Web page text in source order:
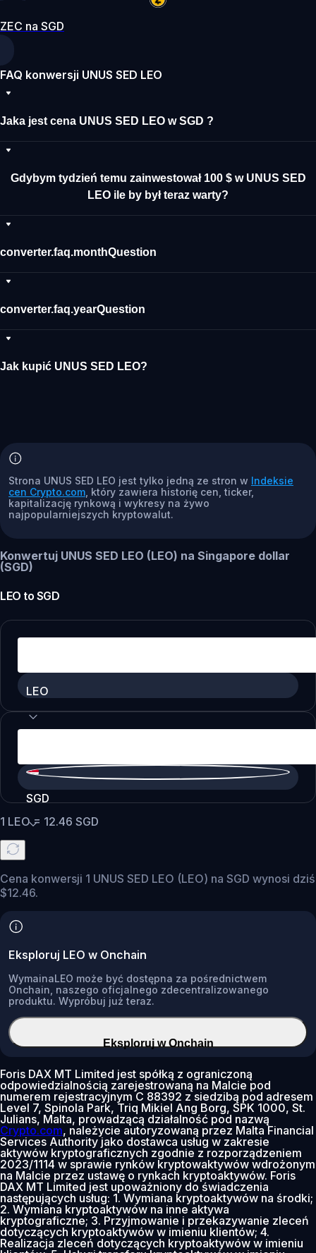
ZEC na SGD
FAQ konwersji UNUS SED LEO
Jaka jest cena UNUS SED LEO w SGD ?
Gdybym tydzień temu zainwestował 100 $ w UNUS SED
LEO ile by był teraz warty?
converter.faq.monthQuestion
converter.faq.yearQuestion
Jak kupić UNUS SED LEO?
Strona UNUS SED LEO jest tylko jedną ze stron w Indeksie
cen Crypto.com , który zawiera historię cen, ticker,
kapitalizację rynkową i wykresy na żywo
najpopularniejszych kryptowalut.
Konwertuj UNUS SED LEO (LEO) na Singapore dollar
(SGD)
LEO to SGD
LEO
SGD
1 LEO= 12.46 SGD
Cena konwersji 1 UNUS SED LEO (LEO) na SGD wynosi dziś
$12.46.
Eksploruj LEO w Onchain
WymainaLEO może być dostępna za pośrednictwem
Onchain, naszego oficjalnego zdecentralizowanego
produktu. Wypróbuj już teraz.
Eksploruj w Onchain
Foris DAX MT Limited jest spółką z ograniczoną
odpowiedzialnością zarejestrowaną na Malcie pod
numerem rejestracyjnym C 88392 z siedzibą pod adresem
Level 7, Spinola Park, Triq Mikiel Ang Borg, SPK 1000, St.
Julians, Malta, prowadzącą działalność pod nazwą
Crypto.com, należycie autoryzowaną przez Malta Financial
Services Authority jako dostawca usług w zakresie
aktywów kryptograficznych zgodnie z rozporządzeniem
2023/1114 w sprawie rynków kryptowaktywów wdrożonym
na Malcie przez ustawę o rynkach kryptoaktywów. Foris
DAX MT Limited jest upoważniony do świadczenia
następujących usług: 1. Wymiana kryptoaktywów na środki;
2. Wymiana kryptoaktywów na inne aktywa
kryptograficzne; 3. Przyjmowanie i przekazywanie zleceń
dotyczących kryptoaktywów w imieniu klientów; 4.
Realizacja zleceń dotyczących kryptoaktywów w imieniu